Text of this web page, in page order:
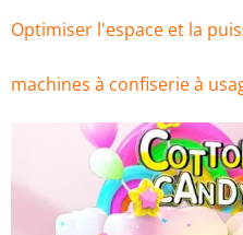
Optimiser l'espace et la
machines à confiserie à